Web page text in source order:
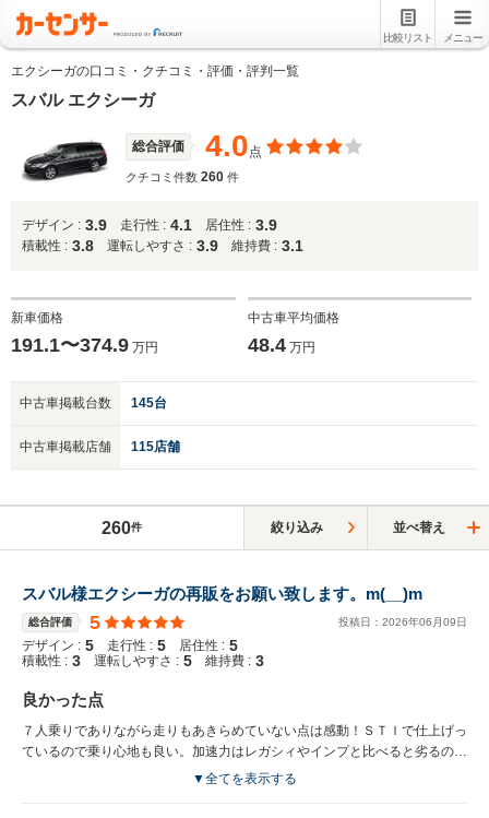
比較リスト メニュー
エクシーガの口コミ・クチコミ・評価・評判一覧
スバル エクシーガ
総合評価 4.0点
クチコミ件数 260 件
デザイン : 3.9 走行性 : 4.1 居住性 : 3.9
積載性 : 3.8 運転しやすさ : 3.9 維持費 : 3.1
新車価格
191.1〜374.9 万円
中古車平均価格
48.4万円
中古車掲載台数 145台
中古車掲載店舗 115店舗
260件 絞り込み 並べ替え
スバル様エクシーガの再販をお願い致します。m(__)m
総合評価 5 投稿日： 2026年06 月09日
デザイン : 5 走行性 : 5 居住性 : 5
積載性 : 3 運転しやすさ : 5 維持費 : 3
良かった点
７人乗りでありながら走りもあきらめていない点は感動！ＳＴＩで仕上げっ
ているので乗り心地も良い。加速力はレガシィやインプと比べると劣るのは
仕方ないが、３列シートのミニバンというカテゴリーなので十分だと思う。
▼全てを表示する